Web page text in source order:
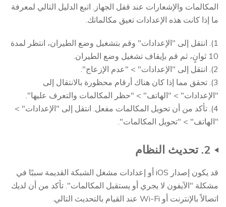
المكالمات والإشعارات عند قفل الجهاز. اتبع الدليل التالي لمعرفة
ما إذا كانت هذه الإعدادات تعيق مكالماتك.
1). انتقل إلى "الإعدادات" وقم بتشغيل وضع الطيران، انتظر لمدة
10 ثوانٍ، ثم قم بإيقاف تشغيل وضع الطيران.
2). انتقل إلى "الإعدادات" > "عدم الإزعاج".
3). تحقق مما إذا كان هناك أرقام محظورة بالانتقال إلى
"الإعدادات" > "الهاتف" > "حظر المكالمات والتعرف عليها".
4). تأكد من أن تحويل المكالمات مفعل. انتقل إلى "الإعدادات" >
"الهاتف" > "تحويل المكالمات".
2. تحديث النظام
قد يكون إصدار iOS أو إعدادات مشغل الشبكة القديمة سببًا في
مشكلة "الآيفون لا يجري أو يستقبل المكالمات". تأكد من أن لديك
اتصالاً بالإنترنت أو Wi-Fi عند القيام بالتحديث التالي.